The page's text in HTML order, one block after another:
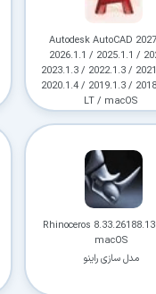
Autodesk AutoCAD
2026.1.1 / 2025.1.1 /
2023.1.3 / 2022.1.3 /
2020.1.4 / 2019.1.3 /
LT / macOS
Rhinoceros
macOS
مدل سازی راینو